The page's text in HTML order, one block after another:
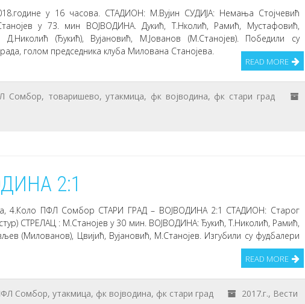
у 16 часова. СТАДИОН: М.Вујин СУДИЈА: Немања Стојчевић
у 73. мин ВОЈВОДИНА. Дукић, Т.Нколић, Рамић, Мустафовић,
(Ђукић), Вујановић, М.Јованов (М.Станојев). Победили су
голом председника клуба Милована Станојева.
READ MORE
Сомбор, товаришево,утакмица, фк војводина, фк стари град
2:1
4.Коло ПФЛ Сомбор СТАРИ ГРАД – ВОЈВОДИНА 2:1 СТАДИОН: Старог
СТРЕЛАЦ : М.Станојев у 30 мин. ВОЈВОДИНА: Ђукић, Т.Николић, Рамић,
(Милованов), Цвијић, Вујановић, М.Станојев. Изгубили су фудбалери
READ MORE
Сомбор,утакмица, фк војводина, фк стари град 2017.г., Вести